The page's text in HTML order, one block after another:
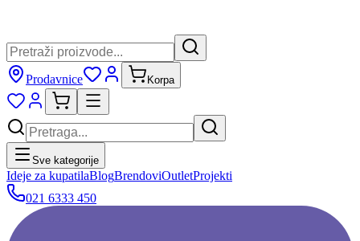
Prodavnice Korpa
Sve kategorije
Ideje za kupatilaBlogBrendoviOutletProjekti
021 6333 450